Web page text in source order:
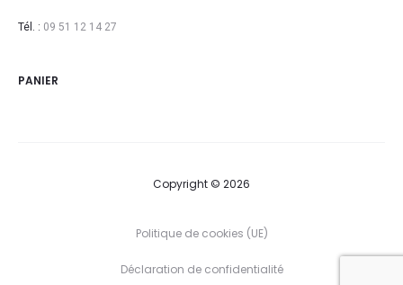
Tél. : 09 51 12 14 27
PANIER
Copyright © 2026
Politique de cookies (UE)
Déclaration de confidentialité